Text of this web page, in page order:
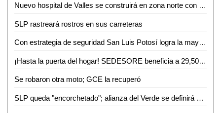
Nuevo hospital de Valles se construirá en zona norte con 8 hectáreas y alta especialidad
SLP rastreará rostros en sus carreteras
Con estrategia de seguridad San Luis Potosí logra la mayor reducción de homicidios del país
¡Hasta la puerta del hogar! SEDESORE beneficia a 29,500 familias en Valles
Se robaron otra moto; GCE la recuperó
SLP queda "encorchetado"; alianza del Verde se definirá hasta el final: Héctor Serrano